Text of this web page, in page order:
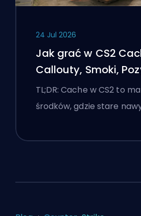
24 Jul 2026
Jak grać w CS2
Callouty, Smoki,
Wskazówki Premier
TL;DR: Cache w CS2 to
środków, gdzie stare